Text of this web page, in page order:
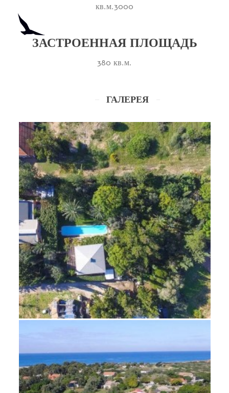
кв.м.3000
ЗАСТРОЕННАЯ ПЛОЩАДЬ
380 кв.м.
ГАЛЕРЕЯ